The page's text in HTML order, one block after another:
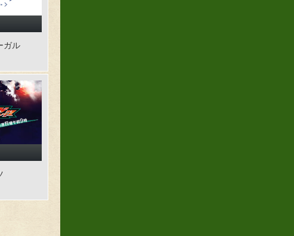
ガル